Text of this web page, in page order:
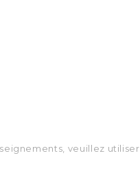
veuillez